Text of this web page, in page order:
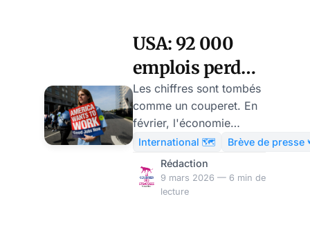
USA: 92 000
emplois perdus
en février, le
grand
décrochage se
confirme
Les chiffres sont tombés
comme un couperet. En
février, l'économie
américaine a détruit 92
000 emplois . Pour un
pays habitué à célébrer
la moindre création de
International 🗺️
Brève de presse
Rédaction
9 mars 2026 — 6 min de
lecture